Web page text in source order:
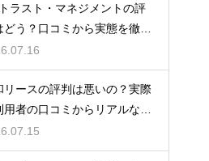
ラスト・マネジメントの評
どう？口コミから実態を徹底
！
リースの評判は悪いの？実際
用者の口コミからリアルな実
証